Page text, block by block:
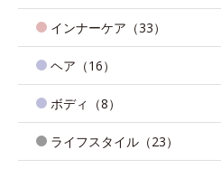
インナーケア（33）
ヘア（16）
ボディ（8）
ライフスタイル（23）